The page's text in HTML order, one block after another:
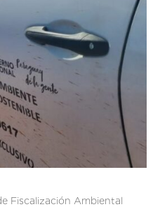
Fiscalización Ambiental